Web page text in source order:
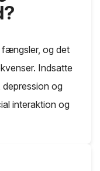
fængsler, og det
Indsatte
og
interaktion og